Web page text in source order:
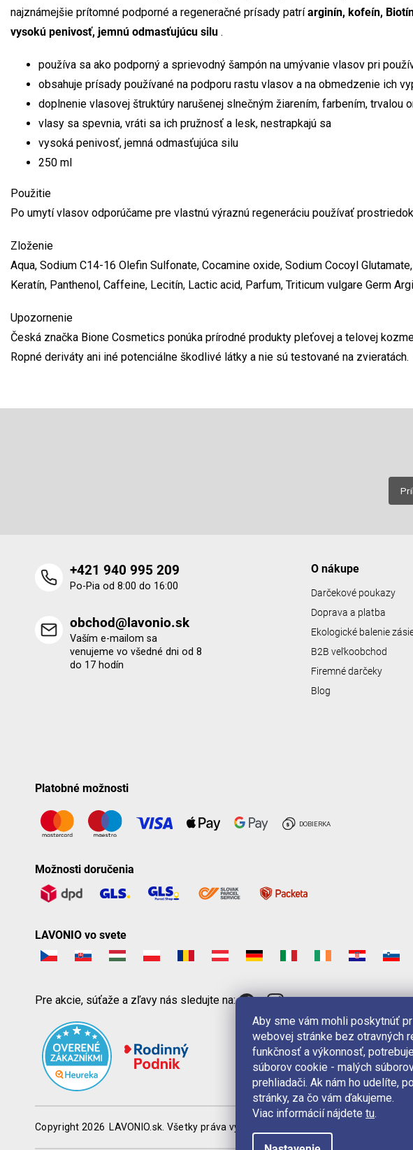
Aby sme vám mohli poskytnúť
webovej stránke bez otravných
funkčnosť a výkonnosť,
súborov cookie - malých
prehliadači. Ak nám ho udelíte,
stránky, za čo vám ďakujeme.
Viac informácií nájdete tu.
najznámejšie prítomné podporné a regeneračné prísady patríarginín, kofeín,
vysokú penivosť, jemnú odmasťujúcu silu .
používa sa ako podporný a sprievodný šampón na umývanie vlasov pri
obsahuje prísady používané na podporu rastu vlasov a na obmedzenie ich
doplnenie vlasovej štruktúry narušenej slnečným žiarením, farbením, trvalou
vlasy sa spevnia, vráti sa ich pružnosť a lesk, nestrapkajú sa
vysoká penivosť, jemná odmasťujúca silu
250 ml
Použitie
Po umytí vlasov odporúčame pre vlastnú výraznú regeneráciu používať
Zloženie
Aqua, Sodium C14-16 Olefin Sulfonate, Cocamine oxide, Sodium Cocoyl
Keratín, Panthenol, Caffeine, Lecitín, Lactic acid, Parfum, Triticum vulgare Germ
Upozornenie
Česká značka Bione Cosmetics ponúka prírodné produkty pleťovej a telovej
Ropné deriváty ani iné potenciálne škodlivé látky a nie sú testované na zvieratách.
+421 940 995 209
Po-Pia od 8:00 do 16:00
obchod@lavonio.sk
Vaším e-mailom sa
venujeme vo všedné dni od 8
do 17 hodín
O nákupe
Darčekové poukazy
Doprava a platba
Ekologické balenie
B2B veľkoobchod
Firemné darčeky
Blog
Platobné možnosti
Možnosti doručenia
LAVONIO vo svete
Pre akcie, súťaže a zľavy nás sledujte na:
Copyright 2026 LAVONIO.sk. Všetky práva vyhradené.